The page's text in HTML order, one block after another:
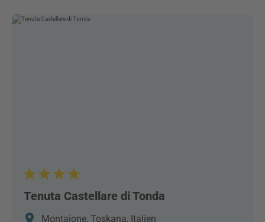
Tenuta Castellare di Tonda
Montaione, Toskana, Italien